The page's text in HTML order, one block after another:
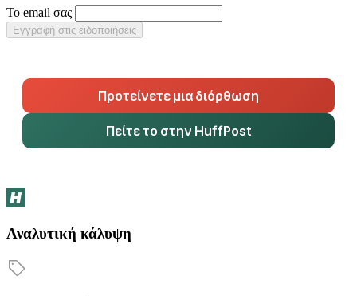
Το email σας
Εγγραφή στις ειδοποιήσεις
Προτείνετε μια διόρθωση
Πείτε το στην HuffPost
Αναλυτική κάλυψη